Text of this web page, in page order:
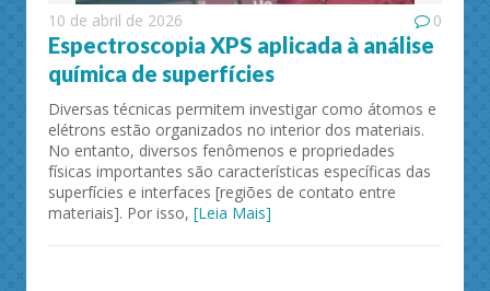
10 de abril de 2026 0
Espectroscopia XPS aplicada à análise
química de superfícies
Diversas técnicas permitem investigar como átomos e
elétrons estão organizados no interior dos materiais.
No entanto, diversos fenômenos e propriedades
físicas importantes são características específicas das
superfícies e interfaces [regiões de contato entre
materiais]. Por isso, [Leia Mais]